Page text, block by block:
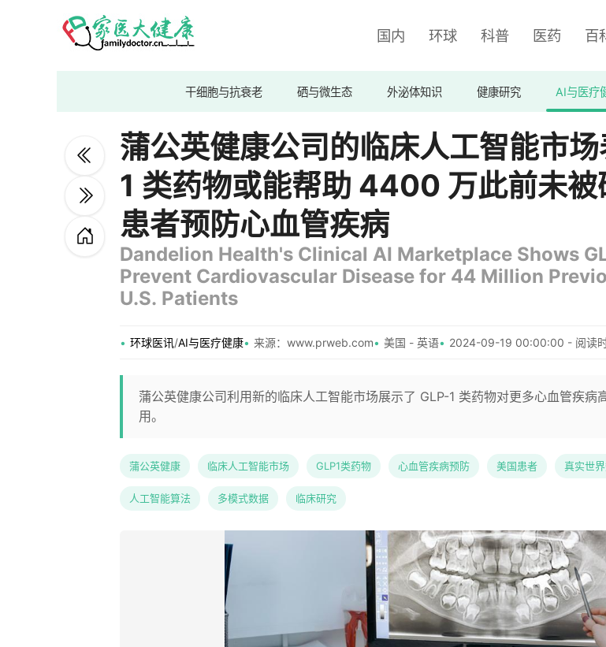
国内 环球 科普 医药 百
干细胞与抗衰老 硒与微生态 外泌体知识 健康研究 AI与医疗
蒲公英健康公司的临床人工智能市
1 类药物或能帮助 4400 万此前未被
患者预防心血管疾病
Dandelion Health's Clinical AI Marketplace Shows
Prevent Cardiovascular Disease for 44 Million Previously Unstudied
U.S. Patients
环球医讯/AI与医疗健康 来源：www.prweb.com 美国 - 英语 2024-09-19 00:00:00 - 阅读
蒲公英健康公司利用新的临床人工智能市场展示了 GLP-1 类药物对更多心血管疾病
用。
蒲公英健康 临床人工智能市场 GLP1类药物 心血管疾病预防 美国患者 真实世
人工智能算法 多模式数据 临床研究